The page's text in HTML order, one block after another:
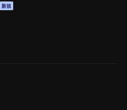
新規